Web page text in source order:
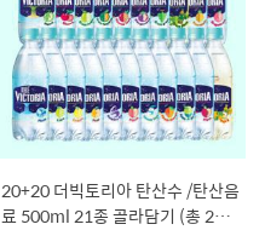
20+20 더빅토리아 탄산수 /탄산음
료 500ml 21종 골라담기 (총 2박